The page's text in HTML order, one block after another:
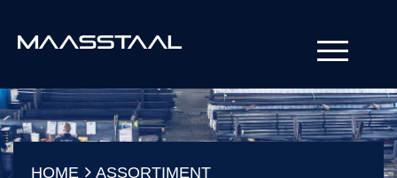
HOME ASSORTIMENT